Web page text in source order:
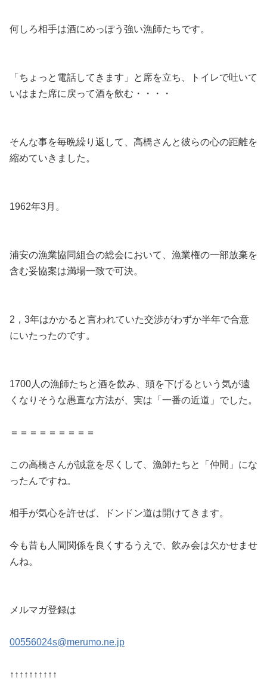
何しろ相手は酒にめっぽう強い漁師たちです。
「ちょっと電話してきます」と席を立ち、トイレで吐いて
いはまた席に戻って酒を飲む・・・・
そんな事を毎晩繰り返して、高橋さんと彼らの心の距離を
縮めていきました。
1962年3月。
浦安の漁業協同組合の総会において、漁業権の一部放棄を
含む妥協案は満場一致で可決。
2，3年はかかると言われていた交渉がわずか半年で合意
にいたったのです。
1700人の漁師たちと酒を飲み、頭を下げるという気が遠
くなりそうな愚直な方法が、実は「一番の近道」でした。
＝＝＝＝＝＝＝＝＝
この高橋さんが誠意を尽くして、漁師たちと「仲間」にな
ったんですね。
相手が気心を許せば、ドンドン道は開けてきます。
今も昔も人間関係を良くするうえで、飲み会は欠かせませ
んね。
メルマガ登録は
00556024s@merumo.ne.jp
↑↑↑↑↑↑↑↑↑↑